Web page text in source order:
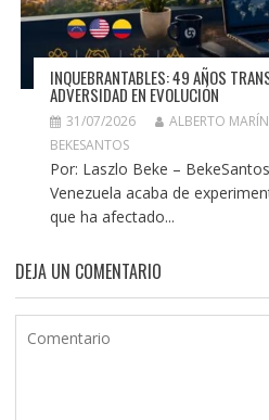
INQUEBRANTABLES: 49 AÑOS
ADVERSIDAD EN EVOLUCIÓN
31/07/2026
ALBERTO
BEKESANTOS
Por: Laszlo Beke –
Venezuela acaba de
que ha afectado...
DEJA UN COMENTARIO